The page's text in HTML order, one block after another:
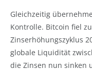
Gleichzeitig
Kontrolle. Bitcoin fiel
Zinserhöhungszyklus
globale Liquidität
die Zinsen nun sinken